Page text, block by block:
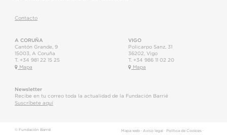
Contacto
A CORUÑA
Cantón Grande, 9
15003
A Coruña
T. +34 981 22 15 25
Mapa
VIGO
Policarpo Sanz, 31
36202 Vigo
T. +34 986 11 02 20
Mapa
Newsletter
Recibe en tu correo toda la actualidad de la Fundación Barrié
Suscríbete aquí
© Fundación Barrié Mapa web· Aviso legal · Política de Cookies ·